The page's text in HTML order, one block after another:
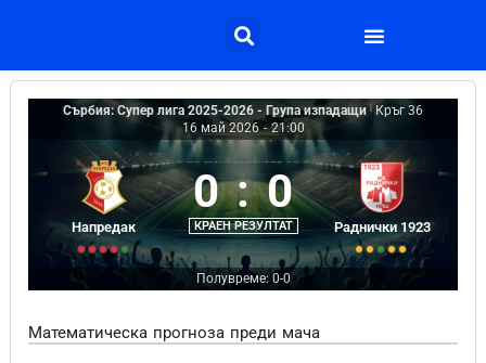
Сърбия: Супер лига 2025-2026 - Група изпадащи
Кръг 36
16 май 2026 - 21:00
Напредак
0 : 0
КРАЕН РЕЗУЛТАТ Раднички 1923
Полувреме: 0-0
Математическа прогноза преди мача